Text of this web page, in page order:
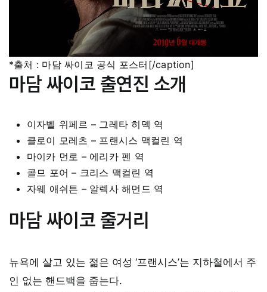
*출처 : 마담 싸이코 공식 포스터[/caption]
마담 싸이코 출연진 소개
이자벨 위페르 – 그레타 히덱 역
클로이 모레츠 – 프랜시스 맥컬린 역
마이카 먼로 – 에리카 펜 역
콜므 포어 – 크리스 맥컬린 역
자웨 애쉬튼 – 알렉사 해먼드 역
마담 싸이코 줄거리
뉴욕에 살고 있는 젊은 여성 ‘프랜시스’는 지하철에서 주
인 없는 핸드백을 줍는다.